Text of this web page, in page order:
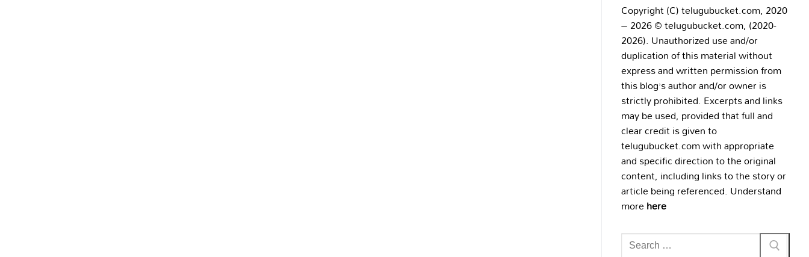
Copyright (C) telugubucket.com, 2020
– 2026 © telugubucket.com, (2020-
2026). Unauthorized use and/or
duplication of this material without
express and written permission from
this blog’s author and/or owner is
strictly prohibited. Excerpts and links
may be used, provided that full and
clear credit is given to
telugubucket.com with appropriate
and specific direction to the original
content, including links to the story or
article being referenced. Understand
morehere
Search